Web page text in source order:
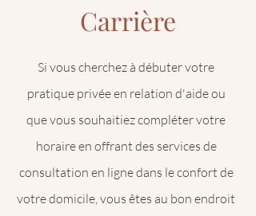
Carrière
Si vous cherchez à débuter votre
pratique privée en relation d'aide ou
que vous souhaitiez compléter votre
horaire en offrant des services de
consultation en ligne dans le confort de
votre domicile, vous êtes au bon endroit